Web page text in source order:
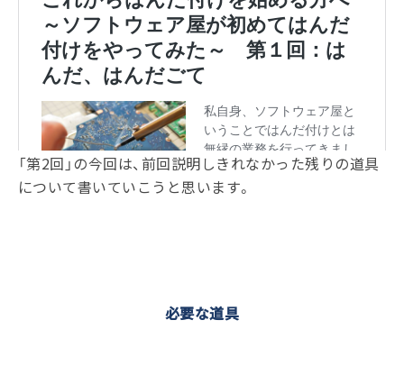
「第2回」の今回は、前回説明しきれなかった残りの道具
について書いていこうと思います。
必要な道具